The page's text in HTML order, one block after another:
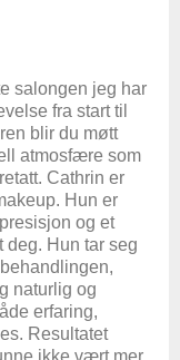
salongen jeg har
fra start til
blir du møtt
atmosfære som
Cathrin er
Hun er
og et
deg. Hun tar seg
naturlig og
erfaring,
Resultatet
ikke vært mer